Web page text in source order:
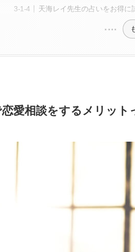
天海レイ先生の占いをお得に
愛相談をするメリット